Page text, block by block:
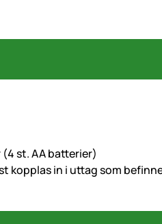
st. AA batterier)
kopplas in i uttag som